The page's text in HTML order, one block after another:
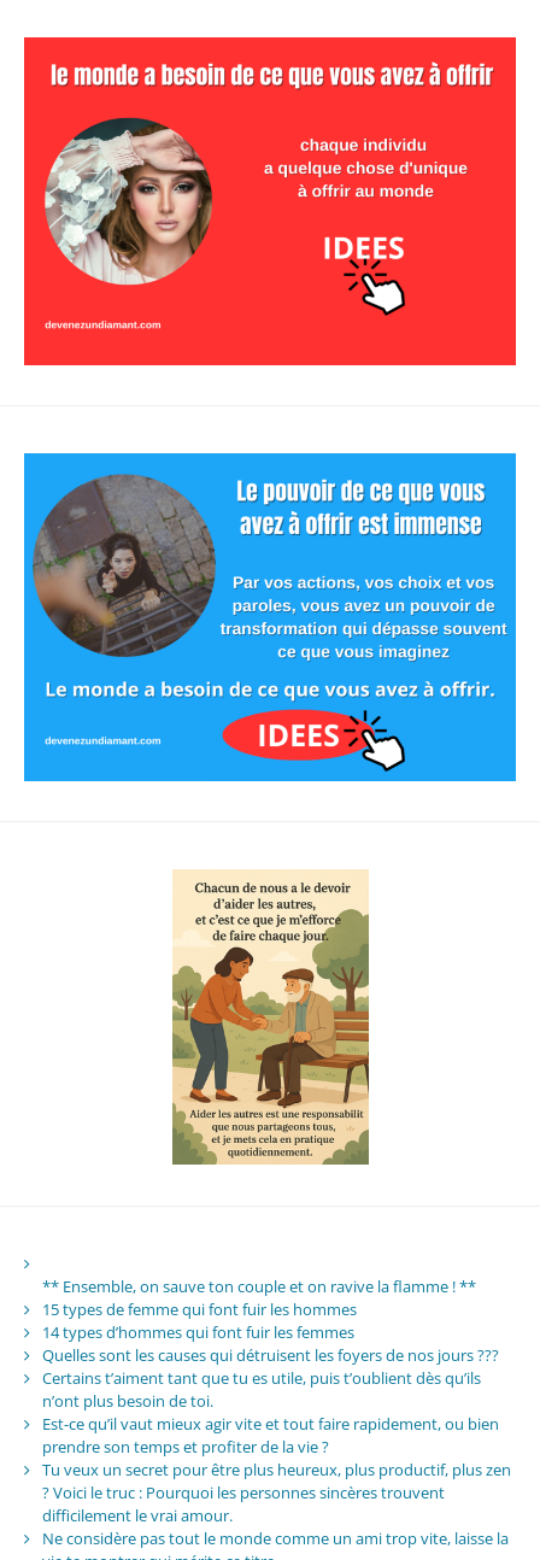
** Ensemble, on sauve ton couple et on ravive la flamme ! **
15 types de femme qui font fuir les hommes
14 types d’hommes qui font fuir les femmes
Quelles sont les causes qui détruisent les foyers de nos jours ???
Certains t’aiment tant que tu es utile, puis t’oublient dès qu’ils
n’ont plus besoin de toi.
Est-ce qu’il vaut mieux agir vite et tout faire rapidement, ou bien
prendre son temps et profiter de la vie ?
Tu veux un secret pour être plus heureux, plus productif, plus zen
? Voici le truc : Pourquoi les personnes sincères trouvent
difficilement le vrai amour.
Ne considère pas tout le monde comme un ami trop vite, laisse la